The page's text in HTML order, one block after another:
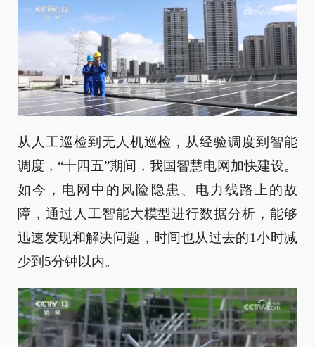
从人工巡检到无人机巡检，从经验调度到智能
调度，“十四五”期间，我国智慧电网加快建设。
如今，电网中的风险隐患、电力线路上的故
障，通过人工智能大模型进行数据分析，能够
迅速发现和解决问题，时间也从过去的1小时减
少到5分钟以内。